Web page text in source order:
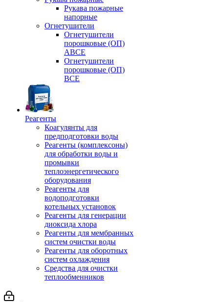
Рукава пожарные
напорные
Огнетушители
Огнетушители
порошковые (ОП)
АВСЕ
Огнетушители
порошковые (ОП)
ВСЕ
Реагенты
Коагулянты для
предподготовки воды
Реагенты (комплексоны)
для обработки воды и
промывки
теплоэнергетического
оборудования
Реагенты для
водоподготовки
котельных установок
Реагенты для генерации
диоксида хлора
Реагенты для мембранных
систем очистки воды
Реагенты для оборотных
систем охлаждения
Средства для очистки
теплообменников